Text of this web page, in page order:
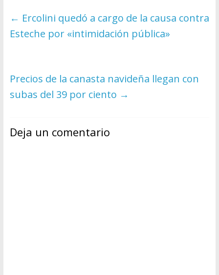
← Ercolini quedó a cargo de la causa contra
Esteche por «intimidación pública»
Precios de la canasta navideña llegan con
subas del 39 por ciento →
Deja un comentario